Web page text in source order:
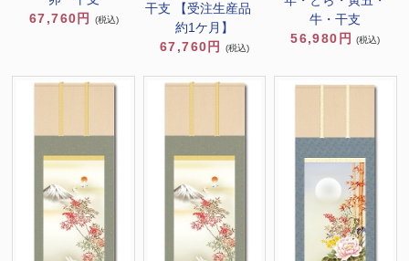
67,760円
(税込)
干支 【受注生産品
約1ケ月】
67,760円
(税込)
牛・干支
56,980円
(税込)